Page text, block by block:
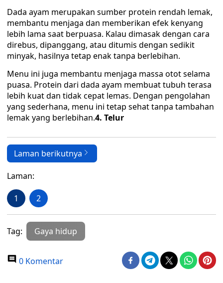
‎Dada ayam merupakan sumber protein rendah lemak,
membantu menjaga dan memberikan efek kenyang
lebih lama saat berpuasa. Kalau dimasak dengan cara
direbus, dipanggang, atau ditumis dengan sedikit
minyak, hasilnya tetap enak tanpa berlebihan.
Menu ini juga membantu menjaga massa otot selama
puasa. ‎Protein dari dada ayam membuat tubuh terasa
lebih kuat dan tidak cepat lemas. Dengan pengolahan
yang sederhana, menu ini tetap sehat tanpa tambahan
lemak yang berlebihan.‎‎4. Telur
Laman berikutnya
Laman:
1 2
Tag: Gaya hidup
0 Komentar